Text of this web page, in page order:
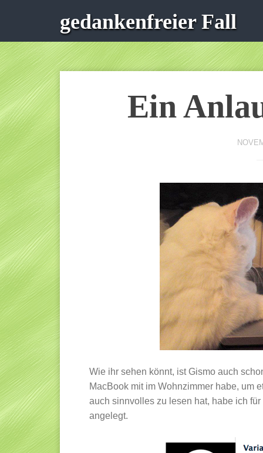
gedankenfreier Fall
Ein
Wie ihr sehen könnt, ist Gismo auch
MacBook mit im Wohnzimmer habe, um
auch sinnvolles zu lesen hat, habe ich
angelegt.